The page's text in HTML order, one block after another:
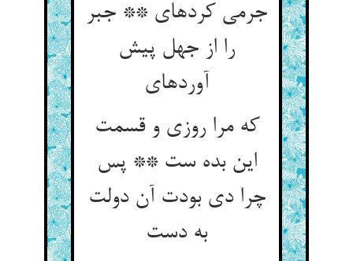
جرمی کرده‏ای ** جبر
را از جهل پیش
آورده‏ای‏
که مرا روزی و قسمت
این بده ست ** پس
چرا دی بودت آن دولت
به دست‏